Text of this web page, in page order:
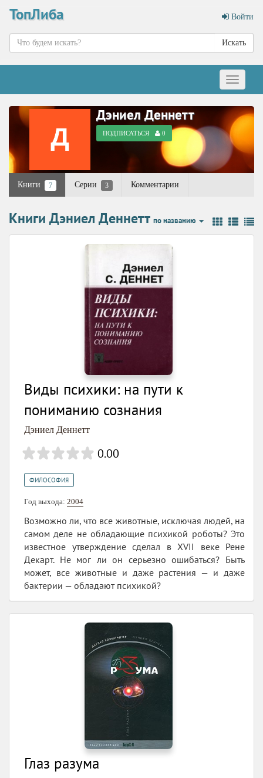
ТопЛиба Войти
Искать
Меню
Дэниел Деннетт
ПОДПИСАТЬСЯ 0
Книги 7 Серии 3 Комментарии
Книги Дэниел Деннетт по названию
Виды психики: на пути к
пониманию сознания
Дэниел Деннетт
0.00
ФИЛОСОФИЯ
Год выхода: 2004
Возможно ли, что все животные, исключая людей, на
самом деле не обладающие психикой роботы? Это
известное утверждение сделал в XVII веке Рене
Декарт. Не мог ли он серьезно ошибаться? Быть
может, все животные и даже растения — и даже
бактерии — обладают психикой?
Глаз разума